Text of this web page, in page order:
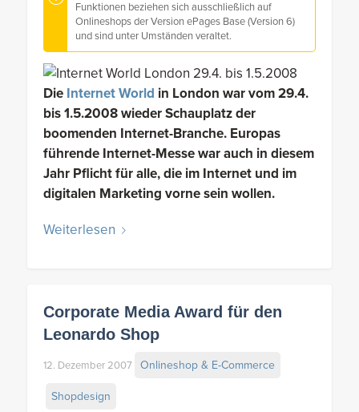
Funktionen beziehen sich ausschließlich auf
Onlineshops der Version ePages Base (Version 6)
und sind unter Umständen veraltet.
Die Internet World in London war vom 29.4.
bis 1.5.2008 wieder Schauplatz der
boomenden Internet-Branche. Europas
führende Internet-Messe war auch in diesem
Jahr Pflicht für alle, die im Internet und im
digitalen Marketing vorne sein wollen.
Weiterlesen
Corporate Media Award für den
Leonardo Shop
12. Dezember 2007 Onlineshop & E-Commerce
Shopdesign